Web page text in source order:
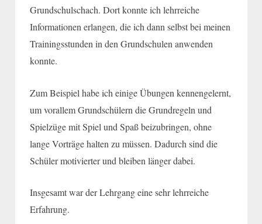
Grundschulschach. Dort konnte ich lehrreiche
Informationen erlangen, die ich dann selbst bei meinen
Trainingsstunden in den Grundschulen anwenden
konnte.
Zum Beispiel habe ich einige Übungen kennengelernt,
um vorallem Grundschülern die Grundregeln und
Spielzüge mit Spiel und Spaß beizubringen, ohne
lange Vorträge halten zu müssen. Dadurch sind die
Schüler motivierter und bleiben länger dabei.
Insgesamt war der Lehrgang eine sehr lehrreiche
Erfahrung.